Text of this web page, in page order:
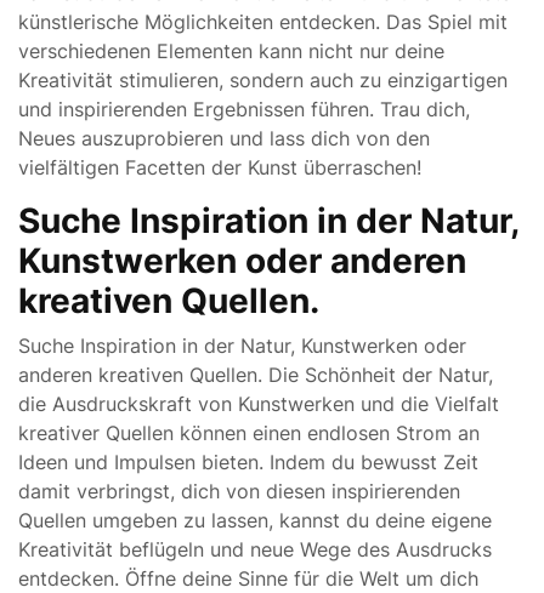
künstlerische Möglichkeiten entdecken. Das Spiel mit
verschiedenen Elementen kann nicht nur deine
Kreativität stimulieren, sondern auch zu einzigartigen
und inspirierenden Ergebnissen führen. Trau dich,
Neues auszuprobieren und lass dich von den
vielfältigen Facetten der Kunst überraschen!
Suche Inspiration in der Natur,
Kunstwerken oder anderen
kreativen Quellen.
Suche Inspiration in der Natur, Kunstwerken oder
anderen kreativen Quellen. Die Schönheit der Natur,
die Ausdruckskraft von Kunstwerken und die Vielfalt
kreativer Quellen können einen endlosen Strom an
Ideen und Impulsen bieten. Indem du bewusst Zeit
damit verbringst, dich von diesen inspirierenden
Quellen umgeben zu lassen, kannst du deine eigene
Kreativität beflügeln und neue Wege des Ausdrucks
entdecken. Öffne deine Sinne für die Welt um dich